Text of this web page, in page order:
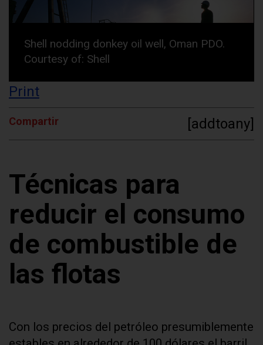
Shell nodding donkey oil well, Oman PDO.
Courtesy of: Shell
Print
Compartir [addtoany]
Técnicas para
reducir el consumo
de combustible de
las flotas
Con los precios del petróleo presumiblemente